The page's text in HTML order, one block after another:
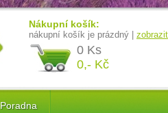
Nákupní košík:
nákupní košík je prázdný |
0 Ks
0,- Kč
Poradna